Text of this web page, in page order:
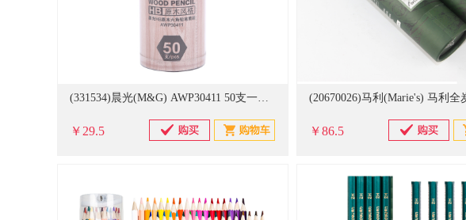
(331534)晨光(M&G) AWP30411 50支一盒装 原木 HB铅笔 淡黄色(单位：盒)
￥29.5 ￥86.5